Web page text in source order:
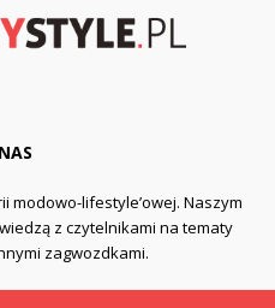
modowo-lifestyle’owej. Naszym
z czytelnikami na tematy
zagwozdkami.